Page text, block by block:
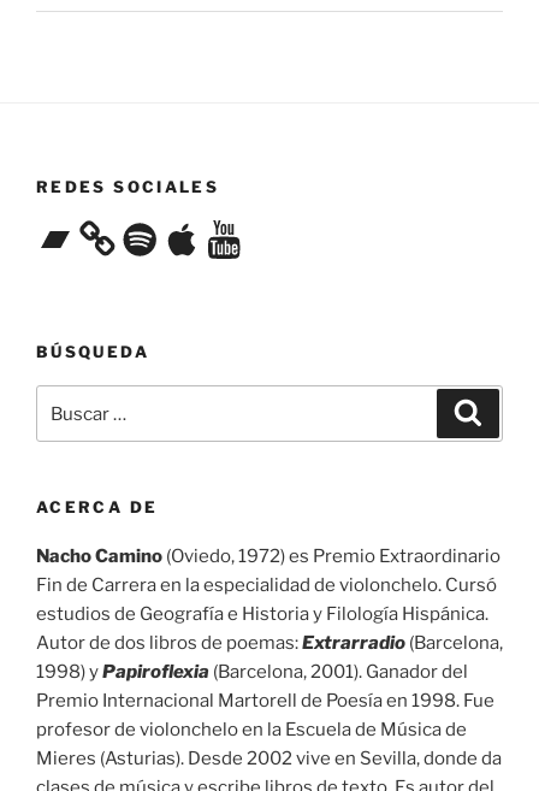
REDES SOCIALES
BandcampSpotifyApple YouTube
BÚSQUEDA
por:
ACERCA DE
Nacho Camino (Oviedo, 1972) es Premio Extraordinario
Fin de Carrera en la especialidad de violonchelo. Cursó
estudios de Geografía e Historia y Filología Hispánica.
Autor de dos libros de poemas:Extrarradio (Barcelona,
1998) yPapiroflexia (Barcelona, 2001). Ganador del
Premio Internacional Martorell de Poesía en 1998. Fue
profesor de violonchelo en la Escuela de Música de
Mieres (Asturias). Desde 2002 vive en Sevilla, donde da